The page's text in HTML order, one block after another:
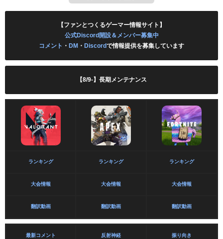
【ファンとつくるゲーマー情報サイト】
公式Discord開設＆メンバー募集中
コメント ・ DM ・ Discordで情報提供を募集しています
【8/9-】長期メンテナンス
ランキング ランキング ランキング
大会情報 大会情報 大会情報
翻訳動画 翻訳動画 翻訳動画
最新コメント 反射神経 振り向き